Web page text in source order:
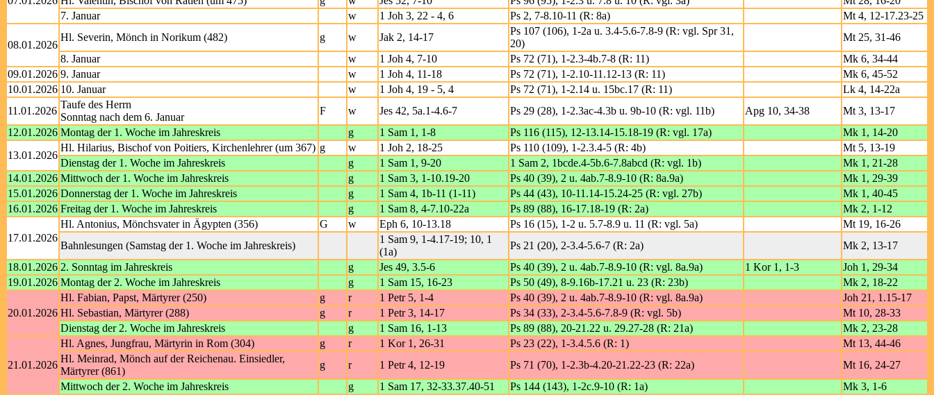
7. Januar
w 1 Joh 3, 22 - 4, 6 Ps 2, 7-8.10-11 (R: 8a) Mt 4, 12-17.23-25
08.01.2026
Hl. Severin, Mönch in Norikum (482) g w Jak 2, 14-17
Ps 107 (106), 1-2a u. 3.4-5.6-7.8-9 (R: vgl. Spr 31,
20)
Mt 25, 31-46
8. Januar
w 1 Joh 4, 7-10 Ps 72 (71), 1-2.3-4b.7-8 (R: 11)
Mk 6, 34-44
09.01.2026 9. Januar w 1 Joh 4, 11-18 Ps 72 (71), 1-2.10-11.12-13 (R: 11)
Mk 6, 45-52
10.01.2026 10. Januar w 1 Joh 4, 19 - 5, 4 Ps 72 (71), 1-2.14 u. 15bc.17 (R: 11)
Lk 4, 14-22a
11.01.2026
Taufe des Herrn
Sonntag nach dem 6. Januar
F w Jes 42, 5a.1-4.6-7 Ps 29 (28), 1-2.3ac-4.3b u. 9b-10 (R: vgl. 11b) Apg 10, 34-38
Mt 3, 13-17
12.01.2026 Montag der 1. Woche im Jahreskreis g 1 Sam 1, 1-8 Ps 116 (115), 12-13.14-15.18-19 (R: vgl. 17a)
Mk 1, 14-20
13.01.2026
Hl. Hilarius, Bischof von Poitiers, Kirchenlehrer (um 367) g w 1 Joh 2, 18-25 Ps 110 (109), 1-2.3.4-5 (R: 4b)
Mt 5, 13-19
Dienstag der 1. Woche im Jahreskreis
g 1 Sam 1, 9-20 1 Sam 2, 1bcde.4-5b.6-7.8abcd (R: vgl. 1b)
Mk 1, 21-28
14.01.2026 Mittwoch der 1. Woche im Jahreskreis g 1 Sam 3, 1-10.19-20 Ps 40 (39), 2 u. 4ab.7-8.9-10 (R: 8a.9a)
Mk 1, 29-39
15.01.2026 Donnerstag der 1. Woche im Jahreskreis g 1 Sam 4, 1b-11 (1-11) Ps 44 (43), 10-11.14-15.24-25 (R: vgl. 27b)
Mk 1, 40-45
16.01.2026 Freitag der 1. Woche im Jahreskreis g 1 Sam 8, 4-7.10-22a Ps 89 (88), 16-17.18-19 (R: 2a) Mk 2, 1-12
17.01.2026
Hl. Antonius, Mönchsvater in Ägypten (356) G w Eph 6, 10-13.18 Ps 16 (15), 1-2 u. 5.7-8.9 u. 11 (R: vgl. 5a)
Mt 19, 16-26
Bahnlesungen (Samstag der 1. Woche im Jahreskreis)
1 Sam 9, 1-4.17-19; 10, 1
(1a)
Ps 21 (20), 2-3.4-5.6-7 (R: 2a)
Mk 2, 13-17
18.01.2026 2. Sonntag im Jahreskreis g Jes 49, 3.5-6 Ps 40 (39), 2 u. 4ab.7-8.9-10 (R: vgl. 8a.9a) 1 Kor 1, 1-3
Joh 1, 29-34
19.01.2026 Montag der 2. Woche im Jahreskreis g 1 Sam 15, 16-23 Ps 50 (49), 8-9.16b-17.21 u. 23 (R: 23b) Mk 2, 18-22
20.01.2026
Hl. Fabian, Papst, Märtyrer (250) g r 1 Petr 5, 1-4 Ps 40 (39), 2 u. 4ab.7-8.9-10 (R: vgl. 8a.9a)
Joh 21, 1.15-17
Hl. Sebastian, Märtyrer (288)
g r 1 Petr 3, 14-17 Ps 34 (33), 2-3.4-5.6-7.8-9 (R: vgl. 5b)
Mt 10, 28-33
Dienstag der 2. Woche im Jahreskreis
g 1 Sam 16, 1-13 Ps 89 (88), 20-21.22 u. 29.27-28 (R: 21a) Mk 2, 23-28
21.01.2026
Hl. Agnes, Jungfrau, Märtyrin in Rom (304) g r 1 Kor 1, 26-31 Ps 23 (22), 1-3.4.5.6 (R: 1)
Mt 13, 44-46
Hl. Meinrad, Mönch auf der Reichenau. Einsiedler,
Märtyrer (861)
g r 1 Petr 4, 12-19 Ps 71 (70), 1-2.3b-4.20-21.22-23 (R: 22a)
Mt 16, 24-27
Mittwoch der 2. Woche im Jahreskreis
g 1 Sam 17, 32-33.37.40-51 Ps 144 (143), 1-2c.9-10 (R: 1a)
Mk 3, 1-6